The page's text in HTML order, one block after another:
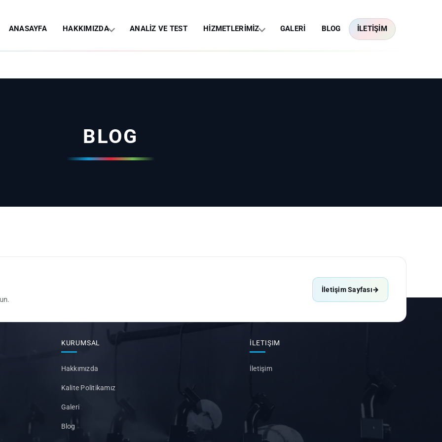
ANASAYFA HAKKIMIZDA ANALİZ VE TEST HİZMETLERİMİZ GALERİ BLOG İLETİŞİM
BLOG
İletişim Sayfası→
KURUMSAL
Hakkımızda
Kalite Politikamız
Galeri
Blog
İLETIŞIM
İletişim